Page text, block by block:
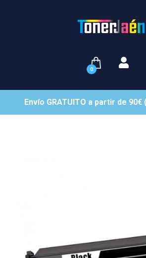
0
Envío GRATUITO a partir de 90€